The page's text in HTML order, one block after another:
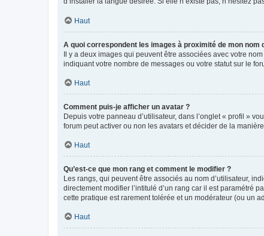
Haut
A quoi correspondent les images à proximité de mon nom
Il y a deux images qui peuvent être associées avec votre
indiquant votre nombre de messages ou votre statut sur le
Haut
Comment puis-je afficher un avatar ?
Depuis votre panneau d’utilisateur, dans l’onglet « profil »
forum peut activer ou non les avatars et décider de la
Haut
Qu’est-ce que mon rang et comment le modifier ?
Les rangs, qui peuvent être associés au nom d’utilisateur,
directement modifier l’intitulé d’un rang car il est paramétré
cette pratique est rarement tolérée et un modérateur (ou un
Haut